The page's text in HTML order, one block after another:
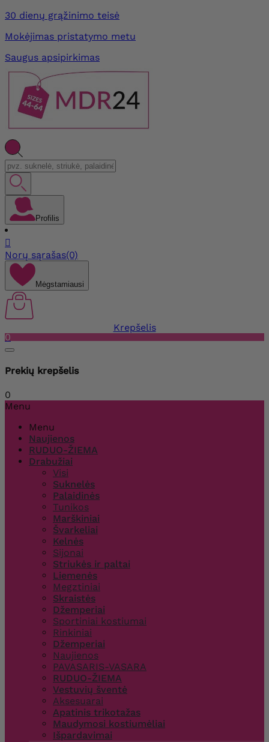
30 dienų grąžinimo teisė
Mokėjimas pristatymo metu
Saugus apsipirkimas
Profilis

Norų sąrašas(0)
Mėgstamiausi
Krepšelis
0
Prekių krepšelis
0
Menu
Menu
Naujienos
RUDUO-ŽIEMA
Drabužiai
Visi
Suknelės
Palaidinės
Tunikos
Marškiniai
Švarkeliai
Kelnės
Sijonai
Striukės ir paltai
Liemenės
Megztiniai
Skraistės
Džemperiai
Sportiniai kostiumai
Rinkiniai
Džemperiai
Naujienos
PAVASARIS-VASARA
RUDUO-ŽIEMA
Vestuvių šventė
Aksesuarai
Apatinis trikotažas
Maudymosi kostiumėliai
Išpardavimai